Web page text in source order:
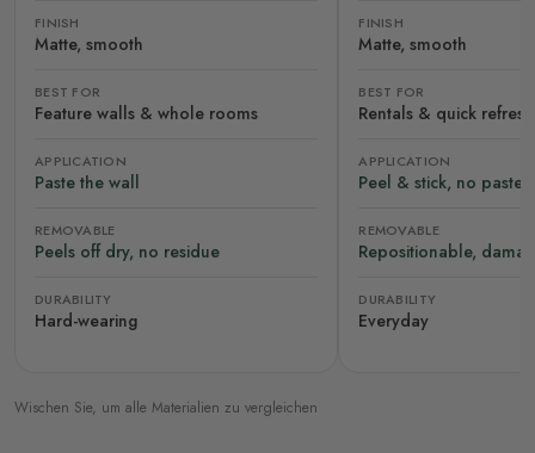
FINISH
Matte, smooth
BEST FOR
Feature walls & whole rooms
APPLICATION
Paste the wall
REMOVABLE
Peels off dry, no residue
DURABILITY
Hard-wearing
FINISH
Matte, smooth
BEST FOR
Rentals & quick
APPLICATION
Peel & stick, no paste
REMOVABLE
Repositionable,
DURABILITY
Everyday
Wischen Sie, um alle Materialien zu vergleichen